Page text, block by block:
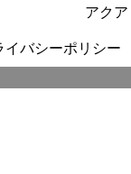
アク
イバシーポリシー